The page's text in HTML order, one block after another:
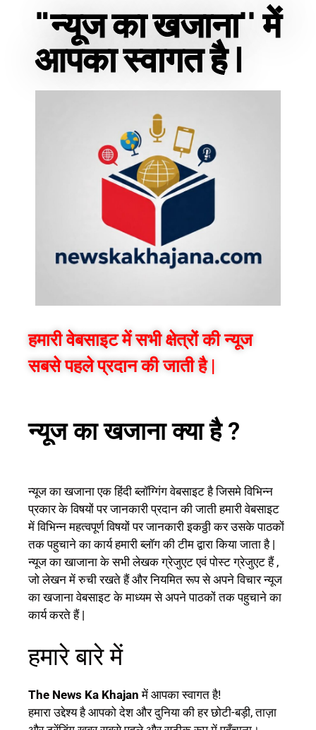
"न्यूज का खजाना'' में
आपका स्वागत है |
हमारी वेबसाइट में सभी क्षेत्रों की न्यूज
सबसे पहले प्रदान की जाती है |
न्यूज का खजाना क्या है ?
न्यूज का खजाना एक हिंदी ब्लॉग्गिंग वेबसाइट है जिसमे विभिन्न
प्रकार के विषयों पर जानकारी प्रदान की जाती हमारी वेबसाइट
में विभिन्न महत्वपूर्ण विषयों पर जानकारी इकठ्ठी कर उसके पाठकों
तक पहुचाने का कार्य हमारी ब्लॉग की टीम द्वारा किया जाता है |
न्यूज का खाजाना के सभी लेखक ग्रेजुएट एवं पोस्ट ग्रेजुएट हैं ,
जो लेखन में रुची रखते हैं और नियमित रूप से अपने विचार न्यूज
का खजाना वेबसाइट के माध्यम से अपने पाठकों तक पहुचाने का
कार्य करते हैं |
हमारे बारे में
The News Ka Khajan में आपका स्वागत है!
हमारा उद्देश्य है आपको देश और दुनिया की हर छोटी-बड़ी, ताज़ा